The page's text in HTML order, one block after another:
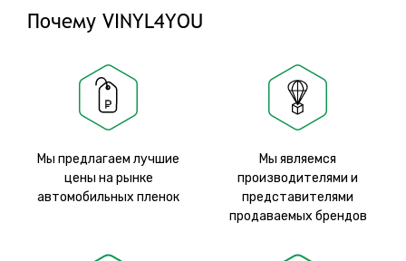
Почему VINYL4YOU
Мы предлагаем лучшие
цены на рынке
автомобильных пленок
Мы являемся
производителями и
представителями
продаваемых брендов